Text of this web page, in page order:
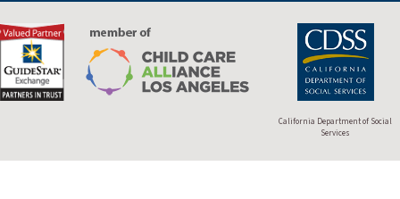
California Department of Social
Services